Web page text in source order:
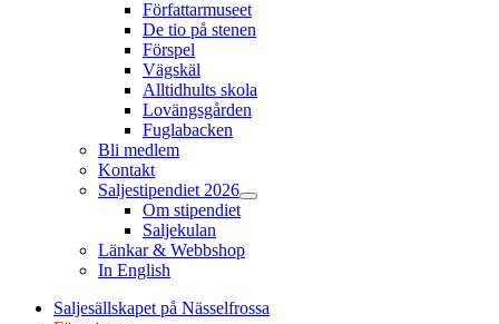
Författarmuseet
De tio på stenen
Förspel
Vägskäl
Alltidhults skola
Lovängsgården
Fuglabacken
Bli medlem
Kontakt
Saljestipendiet 2026
Show
Om stipendiet
Saljekulan
Länkar & Webbshop
In English
Saljesällskapet på Nässelfrossa